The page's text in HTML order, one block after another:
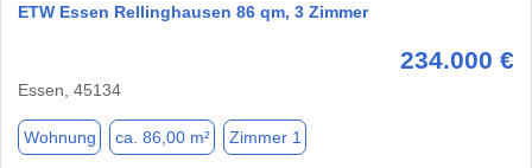
ETW Essen Rellinghausen 86 qm, 3 Zimmer
234.000 €
Essen, 45134
Wohnung ca. 86,00 m² Zimmer 1